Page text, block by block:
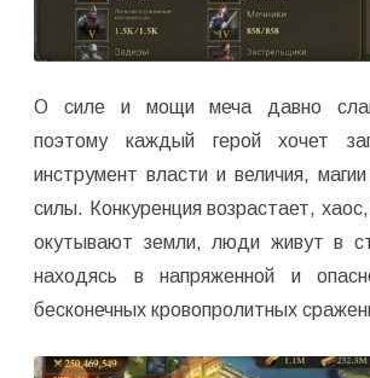
О силе и мощи меча давно
поэтому каждый герой хочет
инструмент власти и величия,
силы. Конкуренция возрастает,
окутывают земли, люди живут в
находясь в напряженной и
бесконечных кровопролитных